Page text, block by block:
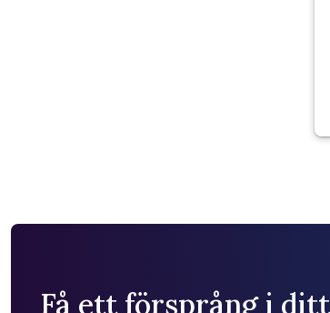
Få ett försprång i